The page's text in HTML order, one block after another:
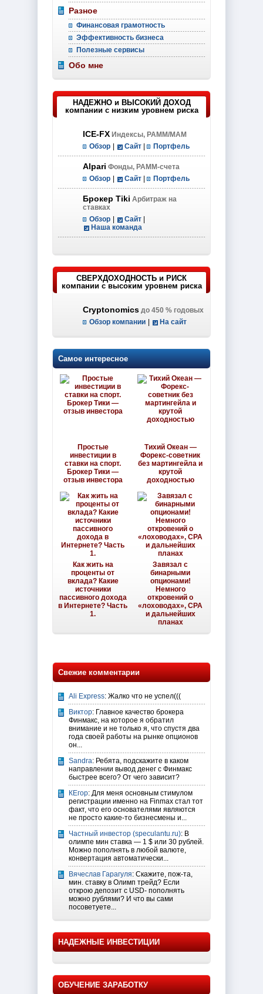
Разное
Финансовая грамотность
Эффективность бизнеса
Полезные сервисы
Обо мне
НАДЕЖНО и ВЫСОКИЙ ДОХОД
компании с низким уровнем риска
ICE-FX Индексы, PAMM/MAM
Обзор Сайт Портфель
Alpari Фонды, PAMM-счета
Обзор Сайт Портфель
Брокер Tiki Арбитраж на
ставках
Обзор Сайт
Наша команда
СВЕРХДОХОДНОСТЬ и РИСК
компании с высоким уровнем риска
Cryptonomics до 450 % годовых
Обзор компании На сайт
Самое интересное
Простые
инвестиции в
ставки на спорт.
Брокер Тики —
отзыв инвестора
Тихий Океан —
Форекс-советник
без мартингейла и
крутой
доходностью
Как жить на
проценты от
вклада? Какие
источники
пассивного дохода
в Интернете? Часть
1.
Завязал с
бинарными
опционами!
Немного
откровений о
«лоховодах», CPA
и дальнейших
планах
Свежие комментарии
Ali Express: Жалко что не успел(((
Виктор: Главное качество брокера
Финмакс, на которое я обратил
внимание и не только я, что спустя два
года своей работы на рынке опционов
он...
Sandra: Ребята, подскажите в каком
направлении вывод денег с Финмакс
быстрее всего? От чего зависит?
КЕгор: Для меня основным стимулом
регистрации именно на Finmax стал тот
факт, что его основателями являются
не просто какие-то бизнесмены и...
Частный инвестор (speculantu.ru): В
олимпе мин ставка — 1 $ или 30 рублей.
Можно пополнять в любой валюте,
конвертация автоматически...
Вячеслав Гарагуля: Скажите, пож-та,
мин. ставку в Олимп трейд? Если
открою депозит с USD- пополнять
можно рублями? И что вы сами
посоветуете...
НАДЕЖНЫЕ ИНВЕСТИЦИИ
ОБУЧЕНИЕ ЗАРАБОТКУ